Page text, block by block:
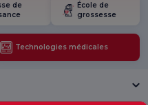
de
École de
grossesse
Technologies médicales